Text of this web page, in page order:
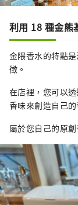
利用 18 種金熊
金隈香水的特點
徵。
在店裡，您可以
香味來創造自己的
屬於您自己的原